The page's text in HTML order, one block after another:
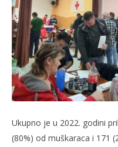
Ukupno je u 2022. godini
(80%) od muškaraca i 171